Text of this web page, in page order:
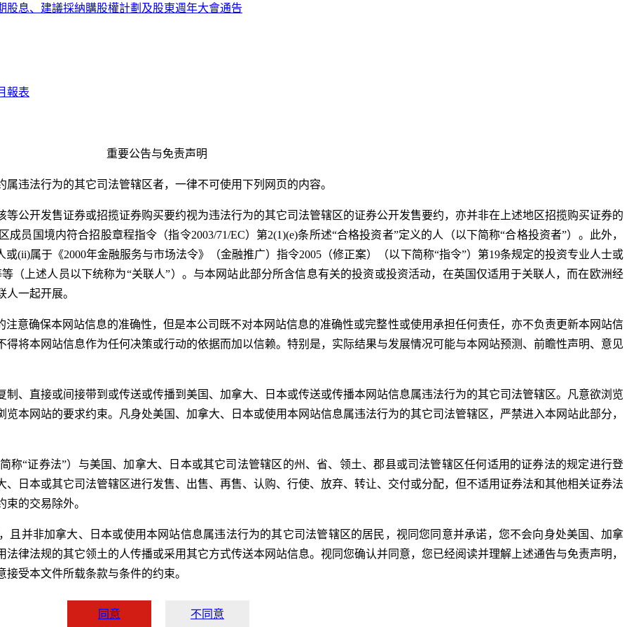
息、建議採納購股權計劃及股東週年大會通告
報表
重要公告与免责声明
违法行为的其它司法管辖区者，一律不可使用下列网页的内容。
公开发售证券或招揽证券购买要约视为违法行为的其它司法管辖区的证券公开发售要约，亦并非在上述地区招揽购买证券的
员国境内符合招股章程指令（指令2003/71/EC）第2(1)(e)条所述“合格投资者”定义的人（以下简称“合格投资者”）。此外，
(ii)属于《2000年金融服务与市场法令》（金融推广）指令2005（修正案）（以下简称“指令”）第19条规定的投资专业人士或
（上述人员以下统称为“关联人”）。与本网站此部分所含信息有关的投资或投资活动，在英国仅适用于关联人，而在欧洲经
一起开展。
意确保本网站信息的准确性，但是本公司既不对本网站信息的准确性或完整性或使用承担任何责任，亦不负责更新本网站信
将本网站信息作为任何决策或行动的依据而加以信赖。特别是，实际结果与发展情况可能与本网站预测、前瞻性声明、意见
、直接或间接带到或传送或传播到美国、加拿大、日本或传送或传播本网站信息属违法行为的其它司法管辖区。凡意欲浏览
本网站的要求约束。凡身处美国、加拿大、日本或使用本网站信息属违法行为的其它司法管辖区，严禁进入本网站此部分，
称“证券法”）与美国、加拿大、日本或其它司法管辖区的州、省、领土、郡县或司法管辖区任何适用的证券法的规定进行登
日本或其它司法管辖区进行发售、出售、再售、认购、行使、放弃、转让、交付或分配，但不适用证券法和其他相关证券法
的交易除外。
且并非加拿大、日本或使用本网站信息属违法行为的其它司法管辖区的居民，视同您同意并承诺，您不会向身处美国、加拿
律法规的其它领土的人传播或采用其它方式传送本网站信息。视同您确认并同意，您已经阅读并理解上述通告与免责声明，
受本文件所载条款与条件的约束。
同意 不同意